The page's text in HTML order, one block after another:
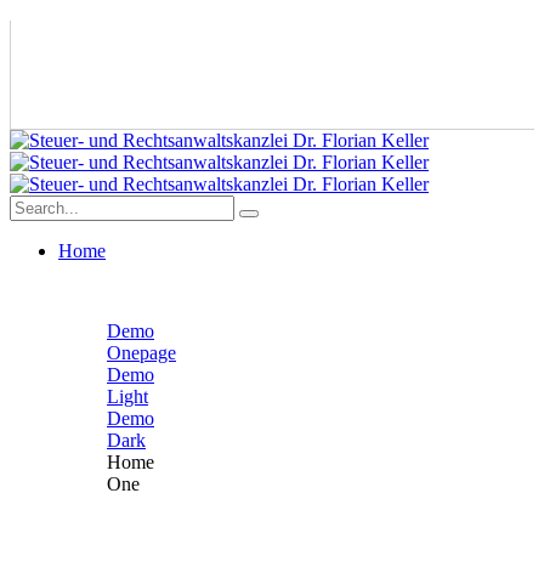
Home
Demo
Onepage
Demo
Light
Demo
Dark
Home
One